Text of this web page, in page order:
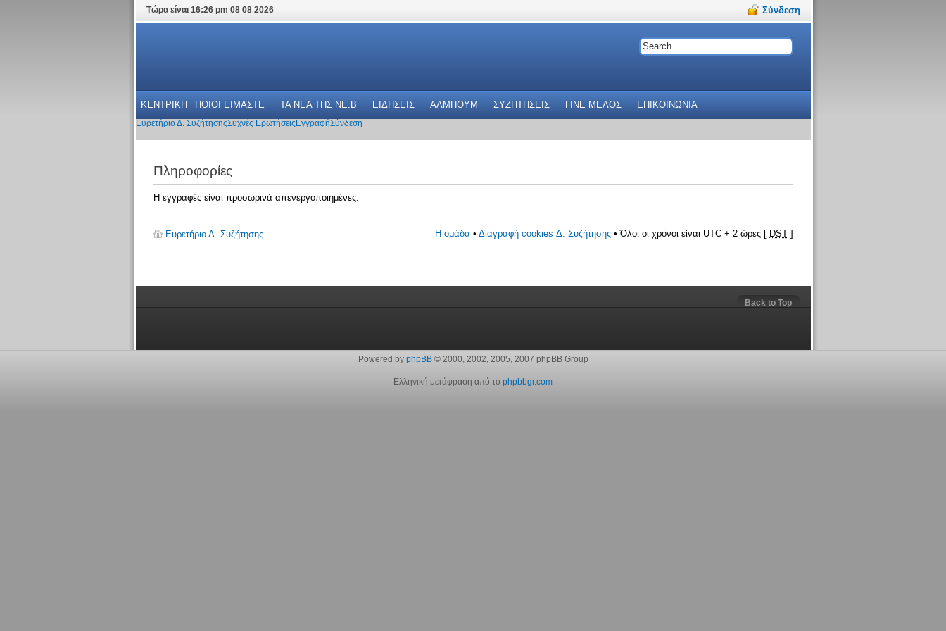
Τώρα είναι 16:26 pm 08 08 2026 Σύνδεση
ΚΕΝΤΡΙΚΗ ΠΟΙΟΙ ΕΙΜΑΣΤΕ ΤΑ ΝΕΑ THΣ NE.B ΕΙΔΗΣΕΙΣ ΑΛΜΠΟΥΜ ΣΥΖΗΤΗΣΕΙΣ ΓΙΝΕ ΜΕΛΟΣ ΕΠΙΚΟΙΝΩΝΙΑ
Ευρετήριο Δ. ΣυζήτησηςΣυχνές Ερωτήσεις ΕγγραφήΣύνδεση
Πληροφορίες
Η εγγραφές είναι προσωρινά απενεργοποιημένες.
Ευρετήριο Δ. Συζήτησης Η ομάδα • Διαγραφή cookies Δ. Συζήτησης• Όλοι οι χρόνοι είναι UTC + 2 ώρες [ DST]
Back to Top
Powered by phpBB© 2000, 2002, 2005, 2007 phpBB Group
Ελληνική μετάφραση από το phpbbgr.com